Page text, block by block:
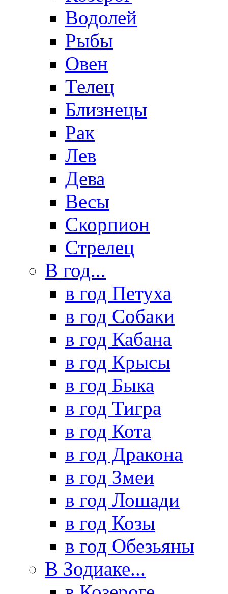
Водолей
Рыбы
Овен
Телец
Близнецы
Рак
Лев
Дева
Весы
Скорпион
Стрелец
В год...
в год Петуха
в год Собаки
в год Кабана
в год Крысы
в год Быка
в год Тигра
в год Кота
в год Дракона
в год Змеи
в год Лошади
в год Козы
в год Обезьяны
В Зодиаке...